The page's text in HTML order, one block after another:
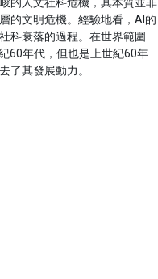
的文明危機。經驗地看，AI的
科衰落的過程。在世界範圍
60年代，但也是上世紀60年
了其發展動力。